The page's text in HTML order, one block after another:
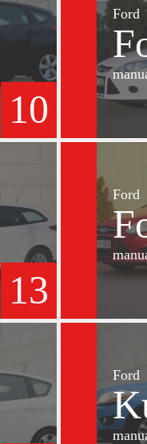
10
Ford
13
Ford
Ford